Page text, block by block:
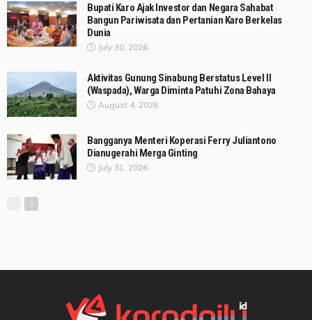
Bupati Karo Ajak Investor dan Negara Sahabat
Bangun Pariwisata dan Pertanian Karo Berkelas
Dunia
July 30, 2026
Aktivitas Gunung Sinabung Berstatus Level II
(Waspada), Warga Diminta Patuhi Zona Bahaya
August 4, 2026
Bangganya Menteri Koperasi Ferry Juliantono
Dianugerahi Merga Ginting
July 31, 2026